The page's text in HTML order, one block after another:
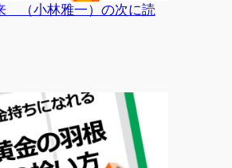
（小林雅一）の次に読